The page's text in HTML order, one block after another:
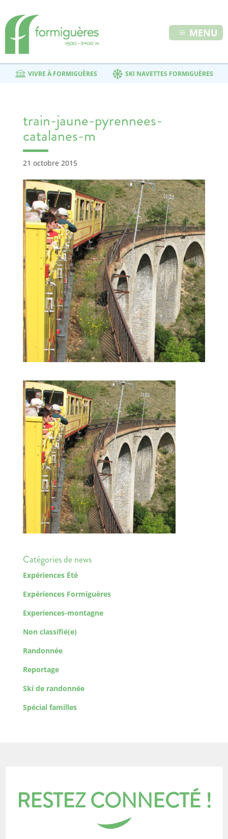
MENU
VIVRE À FORMIGUÈRES SKI NAVETTES FORMIGUÈRES
train-jaune-pyrennees-
catalanes-m
21 octobre 2015
Catégories de news
Expériences Été
Expériences Formiguères
Experiences-montagne
Non classifié(e)
Randonnée
Reportage
Ski de randonnée
Spécial familles
RESTEZ CONNECTÉ !